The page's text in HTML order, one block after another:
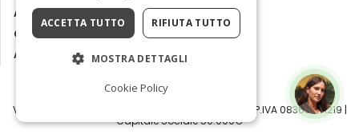
Ambasciatrice dell'Eccellenza
Osservatorio Turismo
Area Riservata
Visit Italy Srl | Via Filippo Argelati, 10, 20143 Milano | P.IVA 08368951219 |
Capitale Sociale 50.000€
ACCETTA TUTTO RIFIUTA TUTTO
MOSTRA DETTAGLI
Cookie Policy